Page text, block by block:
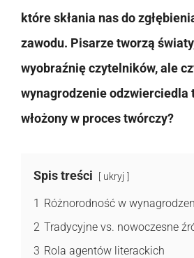
które skłania nas do
zawodu. Pisarze tworzą
wyobraźnię czytelników, ale
wynagrodzenie odzwierciedla
włożony w proces twórczy?
Spis treści ukryj
1 Różnorodność w
2 Tradycyjne vs. nowoczesne
3 Rola agentów literackich